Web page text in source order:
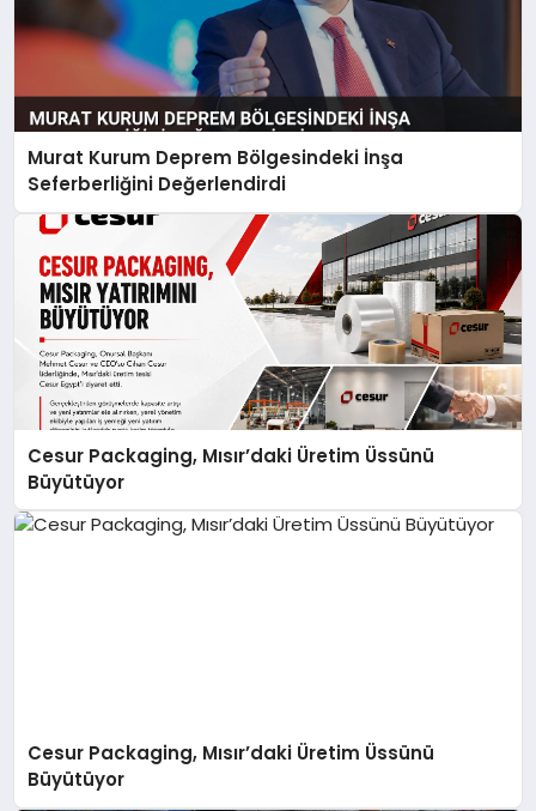
Murat Kurum Deprem Bölgesindeki İnşa
Seferberliğini Değerlendirdi
Cesur Packaging, Mısır’daki Üretim Üssünü
Büyütüyor
Cesur Packaging, Mısır’daki Üretim Üssünü
Büyütüyor